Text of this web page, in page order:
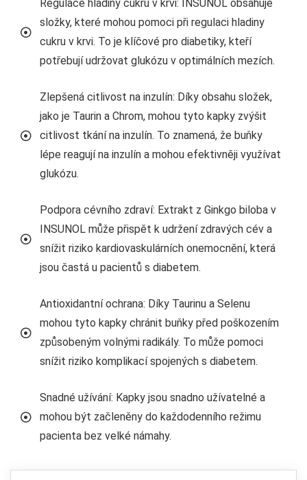
Regulace hladiny cukru v krvi: INSUNOL obsahuje
složky, které mohou pomoci při regulaci hladiny
cukru v krvi. To je klíčové pro diabetiky, kteří
potřebují udržovat glukózu v optimálních mezích.
Zlepšená citlivost na inzulín: Díky obsahu složek,
jako je Taurin a Chrom, mohou tyto kapky zvýšit
citlivost tkání na inzulín. To znamená, že buňky
lépe reagují na inzulín a mohou efektivněji využívat
glukózu.
Podpora cévního zdraví: Extrakt z Ginkgo biloba v
INSUNOL může přispět k udržení zdravých cév a
snížit riziko kardiovaskulárních onemocnění, která
jsou častá u pacientů s diabetem.
Antioxidantní ochrana: Díky Taurinu a Selenu
mohou tyto kapky chránit buňky před poškozením
způsobeným volnými radikály. To může pomoci
snížit riziko komplikací spojených s diabetem.
Snadné užívání: Kapky jsou snadno užívatelné a
mohou být začleněny do každodenního režimu
pacienta bez velké námahy.